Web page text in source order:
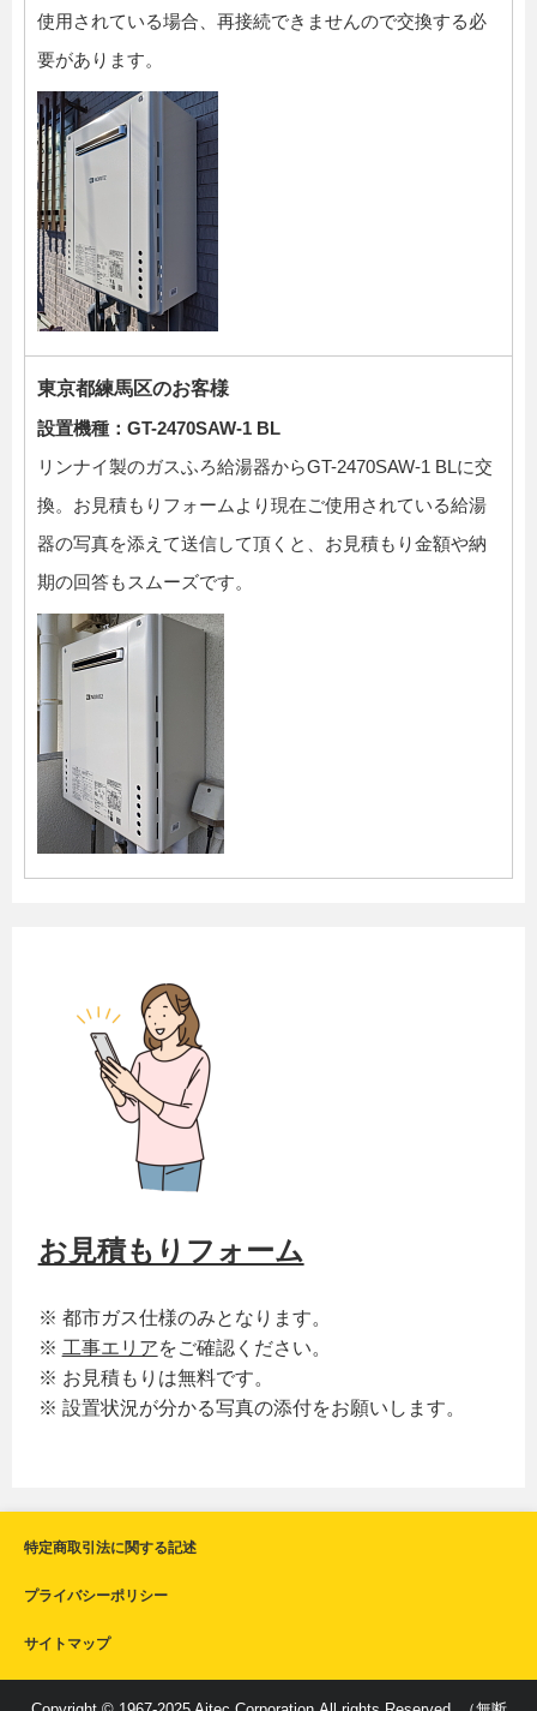
使用されている場合、再接続できませんので交換する必
要があります。
東京都練馬区のお客様
設置機種：GT-2470SAW-1 BL
リンナイ製のガスふろ給湯器からGT-2470SAW-1 BLに交
換。お見積もりフォームより現在ご使用されている給湯
器の写真を添えて送信して頂くと、お見積もり金額や納
期の回答もスムーズです。
お見積もりフォーム
※ 都市ガス仕様のみとなります。
※ 工事エリアをご確認ください。
※ お見積もりは無料です。
※ 設置状況が分かる写真の添付をお願いします。
特定商取引法に関する記述
プライバシーポリシー
サイトマップ